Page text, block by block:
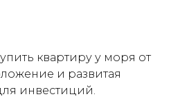
квартиру у моря от
и развитая
инвестиций.